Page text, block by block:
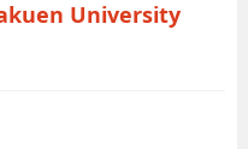
University